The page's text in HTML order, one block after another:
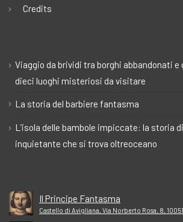
Credits
Viaggio da brividi tra borghi abbandonati
dieci luoghi misteriosi da visitare
La storia del barbiere fantasma
L’isola delle bambole impiccate: la storia
inquietante che si trova oltreoceano
Il Principe Fantasma
Castello di Avigliana, Via Norberto Rosa, 8,